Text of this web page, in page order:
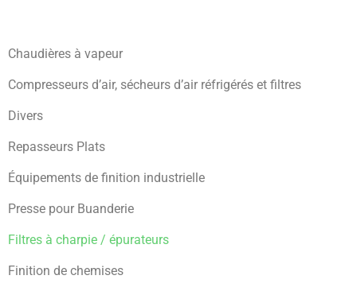
Chaudières à vapeur
Compresseurs d’air, sécheurs d’air réfrigérés et filtres
Divers
Repasseurs Plats
Équipements de finition industrielle
Presse pour Buanderie
Filtres à charpie / épurateurs
Finition de chemises